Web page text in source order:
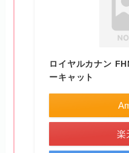
ロイヤルカナン
ーキャット
楽